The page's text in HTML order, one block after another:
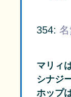
354:
マリィ
シナジ
ホップ